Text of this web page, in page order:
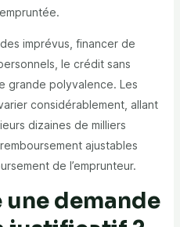
imprévus, financer de
le crédit sans
grande polyvalence. Les
considérablement, allant
dizaines de milliers
ajustables
de l’emprunteur.
demande